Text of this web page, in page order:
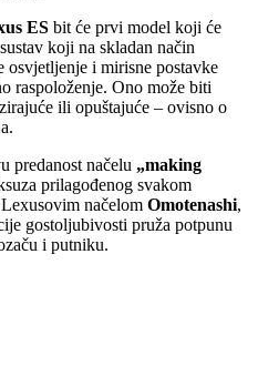
ES bit će prvi model koji će
koji na skladan način
i mirisne postavke
raspoloženje. Ono može biti
ili opuštajuće – ovisno o
predanost načelu „making
prilagođenog svakom
načelom Omotenashi,
gostoljubivosti pruža potpunu
i putniku.